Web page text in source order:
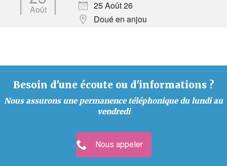
Août
25 Août 26
Doué en anjou
Besoin d'une écoute ou d'informations ?
Nous assurons une permanence téléphonique du lundi au
vendredi
Nous appeler